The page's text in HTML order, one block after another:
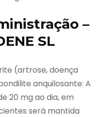
–
SL
(artrose, doença
anquilosante: A
20 mg ao dia, em
será mantida